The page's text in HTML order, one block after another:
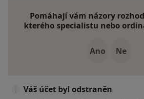
Pomáhají vám názory
kterého specialistu nebo
Ano Ne
Váš účet byl odstraněn